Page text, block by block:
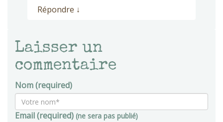
Répondre ↓
Laisser un
commentaire
Nom (required)
Email (required) (ne sera pas publié)